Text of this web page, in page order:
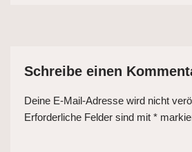
Schreibe einen
Deine E-Mail-Adresse wird nicht
Erforderliche Felder sind mit *